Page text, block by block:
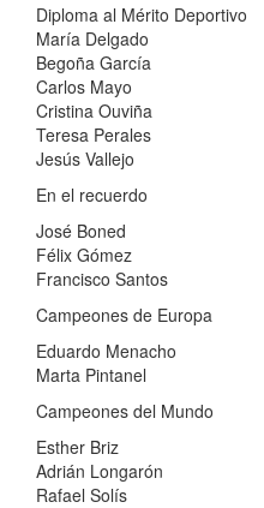
Diploma al Mérito Deportivo
María Delgado
Begoña García
Carlos Mayo
Cristina Ouviña
Teresa Perales
Jesús Vallejo
En el recuerdo
José Boned
Félix Gómez
Francisco Santos
Campeones de Europa
Eduardo Menacho
Marta Pintanel
Campeones del Mundo
Esther Briz
Adrián Longarón
Rafael Solís